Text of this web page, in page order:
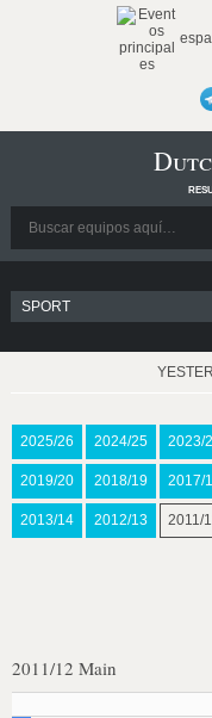
2025/26 2024/25 2023/
2019/20 2018/19 2017/
2013/14 2012/13 2011/
2011/12 Main